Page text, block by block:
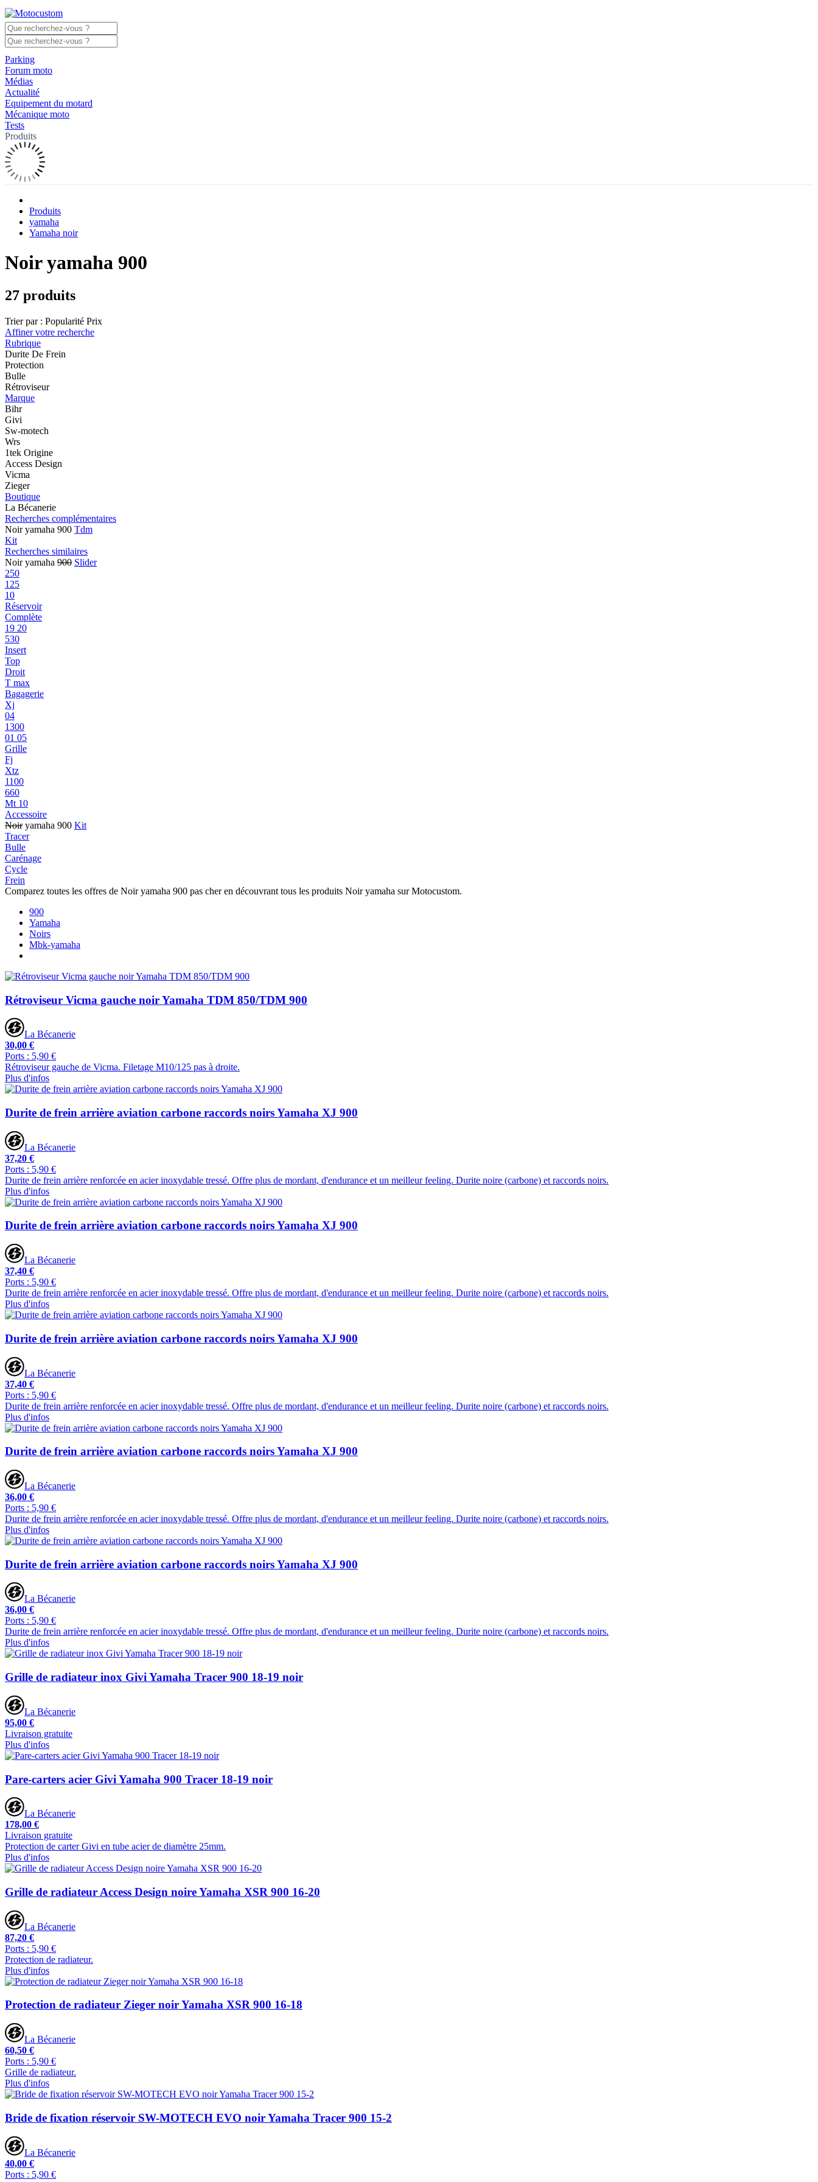
Parking
Forum moto
Médias
Actualité
Equipement du motard
Mécanique moto
Tests
Produits
Produits
yamaha
Yamaha noir
Noir yamaha 900
27 produits
Trier par : Popularité Prix
Affiner votre recherche
Rubrique
Durite De Frein
Protection
Bulle
Rétroviseur
Marque
Bihr
Givi
Sw-motech
Wrs
1tek Origine
Access Design
Vicma
Zieger
Boutique
La Bécanerie
Recherches complémentaires
Noir yamaha 900 Tdm
Kit
Recherches similaires
Noir yamaha 900 Slider
250
125
10
Réservoir
Complète
19 20
530
Insert
Top
Droit
T max
Bagagerie
Xj
04
1300
01 05
Grille
Fj
Xtz
1100
660
Mt 10
Accessoire
Noiryamaha 900 Kit
Tracer
Bulle
Carénage
Cycle
Frein
Comparez toutes les offres de Noir yamaha 900 pas cher en découvrant tous les produits Noir yamaha sur Motocustom.
900
Yamaha
Noirs
Mbk-yamaha
Rétroviseur Vicma gauche noir Yamaha TDM 850/TDM 900
La Bécanerie
30,00 €
Ports : 5,90 €
Rétroviseur gauche de Vicma. Filetage M10/125 pas à droite.
Plus d'infos
Durite de frein arrière aviation carbone raccords noirs Yamaha XJ 900
La Bécanerie
37,20 €
Ports : 5,90 €
Durite de frein arrière renforcée en acier inoxydable tressé. Offre plus de mordant, d'endurance et un meilleur feeling. Durite noire (carbone) et raccords noirs.
Plus d'infos
Durite de frein arrière aviation carbone raccords noirs Yamaha XJ 900
La Bécanerie
37,40 €
Ports : 5,90 €
Durite de frein arrière renforcée en acier inoxydable tressé. Offre plus de mordant, d'endurance et un meilleur feeling. Durite noire (carbone) et raccords noirs.
Plus d'infos
Durite de frein arrière aviation carbone raccords noirs Yamaha XJ 900
La Bécanerie
37,40 €
Ports : 5,90 €
Durite de frein arrière renforcée en acier inoxydable tressé. Offre plus de mordant, d'endurance et un meilleur feeling. Durite noire (carbone) et raccords noirs.
Plus d'infos
Durite de frein arrière aviation carbone raccords noirs Yamaha XJ 900
La Bécanerie
36,00 €
Ports : 5,90 €
Durite de frein arrière renforcée en acier inoxydable tressé. Offre plus de mordant, d'endurance et un meilleur feeling. Durite noire (carbone) et raccords noirs.
Plus d'infos
Durite de frein arrière aviation carbone raccords noirs Yamaha XJ 900
La Bécanerie
36,00 €
Ports : 5,90 €
Durite de frein arrière renforcée en acier inoxydable tressé. Offre plus de mordant, d'endurance et un meilleur feeling. Durite noire (carbone) et raccords noirs.
Plus d'infos
Grille de radiateur inox Givi Yamaha Tracer 900 18-19 noir
La Bécanerie
95,00 €
Livraison gratuite
Plus d'infos
Pare-carters acier Givi Yamaha 900 Tracer 18-19 noir
La Bécanerie
178,00 €
Livraison gratuite
Protection de carter Givi en tube acier de diamètre 25mm.
Plus d'infos
Grille de radiateur Access Design noire Yamaha XSR 900 16-20
La Bécanerie
87,20 €
Ports : 5,90 €
Protection de radiateur.
Plus d'infos
Protection de radiateur Zieger noir Yamaha XSR 900 16-18
La Bécanerie
60,50 €
Ports : 5,90 €
Grille de radiateur.
Plus d'infos
Bride de fixation réservoir SW-MOTECH EVO noir Yamaha Tracer 900 15-2
La Bécanerie
40,00 €
Ports : 5,90 €